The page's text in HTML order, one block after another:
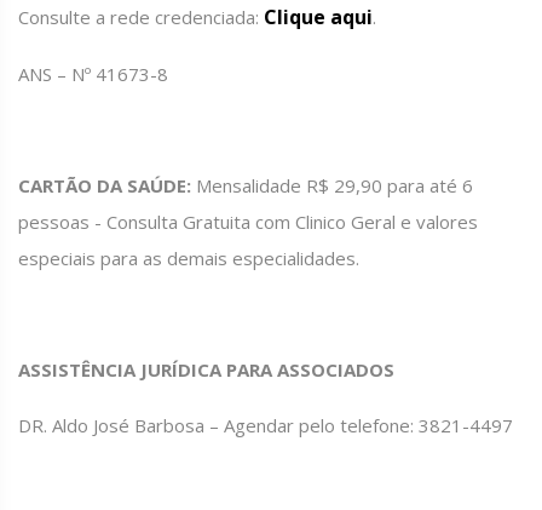
Consulte a rede credenciada: Clique aqui.
ANS – Nº 41673-8
CARTÃO DA SAÚDE: Mensalidade R$ 29,90 para até 6
pessoas - Consulta Gratuita com Clinico Geral e valores
especiais para as demais especialidades.
ASSISTÊNCIA JURÍDICA PARA ASSOCIADOS
DR. Aldo José Barbosa – Agendar pelo telefone: 3821-4497